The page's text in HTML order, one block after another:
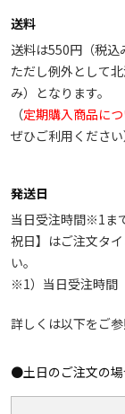
送料
送料は550円（税込
ただし例外として
み）となります。
（定期購入商品に
ぜひご利用ください
発送日
当日受注時間※1ま
祝日】はご注文タ
い。
※1）当日受注時
詳しくは以下をご参
●土日のご注文の場